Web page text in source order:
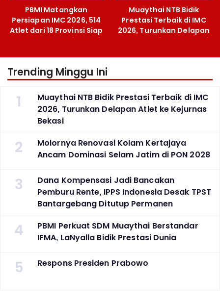
PBMI Matangkan
Persiapan IMC 2026, 514
Atlet dari 18 Provinsi Siap
Berlaga Besok di Bekasi
Muaythai NTB Bidik
Prestasi Terbaik di IMC
2026, Turunkan Delapan
Atlet ke Kejurnas Bekasi
Trending Minggu Ini
1
Muaythai NTB Bidik Prestasi Terbaik di IMC
2026, Turunkan Delapan Atlet ke Kejurnas
Bekasi
2
Molornya Renovasi Kolam Kertajaya
Ancam Dominasi Selam Jatim di PON 2028
3
Dana Kompensasi Jadi Bancakan
Pemburu Rente, IPPS Indonesia Desak TPST
Bantargebang Ditutup Permanen
4
PBMI Perkuat SDM Muaythai Berstandar
IFMA, LaNyalla Bidik Prestasi Dunia
5 Respons Presiden Prabowo